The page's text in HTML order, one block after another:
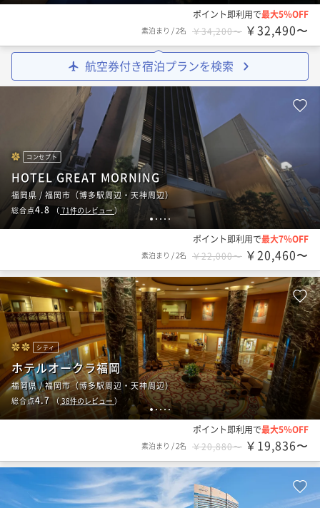
ポイント即利用で最大5％OFF
素泊まり /2名 ￥34,200〜 ￥32,490〜
航空券付き宿泊プランを検索
1 2 3 4 5
コンセプト
HOTEL GREAT MORNING
福岡県 / 福岡市（博多駅周辺・天神周辺）
総合点4.8 （ 71件のレビュー）
ポイント即利用で最大7％OFF
素泊まり /2名 ￥22,000〜 ￥20,460〜
12345
シティ
ホテルオークラ福岡
福岡県 / 福岡市（博多駅周辺・天神周辺）
総合点4.7（38件のレビュー ）
ポイント即利用で最大5％OFF
素泊まり /2名 ￥20,880〜 ￥19,836〜